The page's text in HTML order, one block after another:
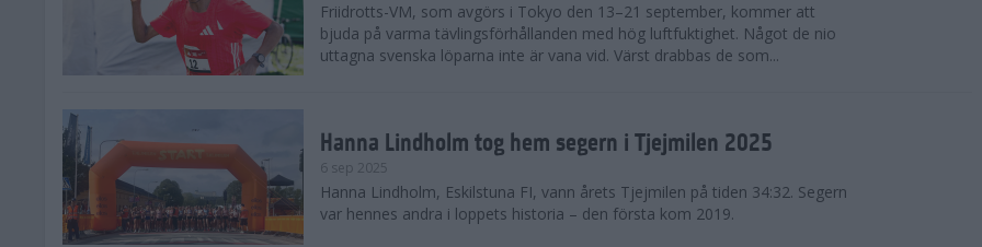
Friidrotts-VM, som avgörs i Tokyo den 13–21 september, kommer att
bjuda på varma tävlingsförhållanden med hög luftfuktighet. Något de nio
uttagna svenska löparna inte är vana vid. Värst drabbas de som...
Hanna Lindholm tog hem segern i Tjejmilen 2025
6 sep 2025
Hanna Lindholm, Eskilstuna FI, vann årets Tjejmilen på tiden 34:32. Segern
var hennes andra i loppets historia – den första kom 2019.